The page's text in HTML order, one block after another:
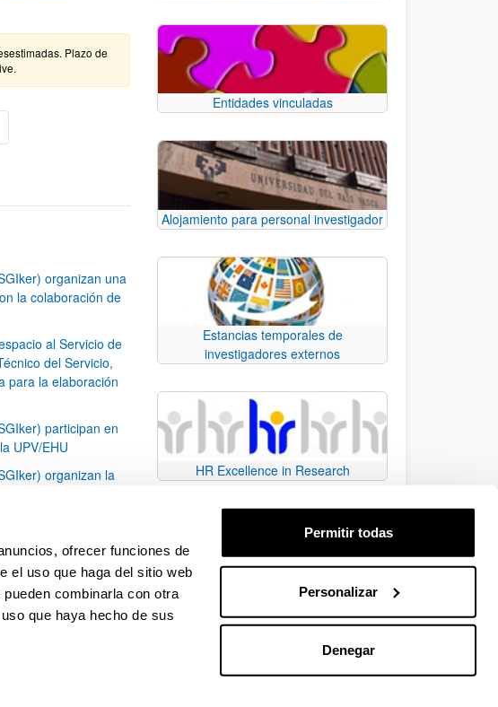
ofrecer funciones de
el uso que haga del sitio web
combinarla con otra
que haya hecho de sus
Permitir todas
Personalizar
Denegar
Plazo de
Use TAB para desplazarse.
organizan una
la colaboración de
al Servicio de
del Servicio,
para la elaboración
participan en
UPV/EHU
organizan la
Use TAB para desplazarse.
Entidades vinculadas
Alojamiento para personal investigador
Estancias temporales de
investigadores externos
HR Excellence in Research